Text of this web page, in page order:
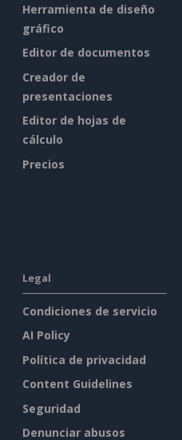
Herramienta de diseño
gráfico
Editor de documentos
Creador de
presentaciones
Editor de hojas de
cálculo
Precios
Legal
Condiciones de servicio
AI Policy
Política de privacidad
Content Guidelines
Seguridad
Denunciar abusos